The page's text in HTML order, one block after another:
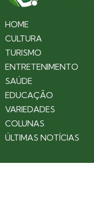
HOME
CULTURA
TURISMO
ENTRETENIMENTO
SAÚDE
EDUCAÇÃO
VARIEDADES
COLUNAS
ÚLTIMAS NOTÍCIAS